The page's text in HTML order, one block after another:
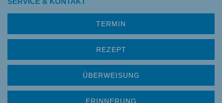
TERMIN
REZEPT
ÜBERWEISUNG
ERINNERUNG